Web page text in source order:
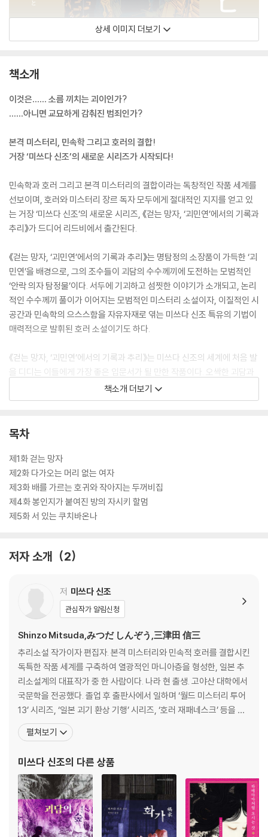
상세 이미지 더보기
책소개
이것은…… 소름 끼치는 괴이인가?
……아니면 교묘하게 감춰진 범죄인가?
본격 미스터리, 민속학 그리고 호러의 결합!
거장 ‘미쓰다 신조’의 새로운 시리즈가 시작되다!
민속학과 호러 그리고 본격 미스터리의 결합이라는 독창적인 작품 세계를
선보이며, 호러와 미스터리 장르 독자 모두에게 절대적인 지지를 얻고 있
는 거장 ‘미쓰다 신조’의 새로운 시리즈, 《걷는 망자, ‘괴민연’에서의 기록과
추리》가 드디어 리드비에서 출간된다.
《걷는 망자, ‘괴민연’에서의 기록과 추리》는 명탐정의 소장품이 가득한 ‘괴
민연’을 배경으로, 그의 조수들이 괴담의 수수께끼에 도전하는 모범적인
‘안락 의자 탐정물’이다. 서두에 기괴하고 섬찟한 이야기가 소개되고, 논리
적인 수수께끼 풀이가 이어지는 모범적인 미스터리 소설이자, 이질적인 시
공간과 민속학의 으스스함을 자유자재로 엮는 미쓰다 신조 특유의 기법이
매력적으로 발휘된 호러 소설이기도 하다.
《걷는 망자, ‘괴민연’에서의 기록과 추리》는 미쓰다 신조의 세계에 처음 발
을 디디는 이들에게 가장 좋은 입문서가 될 만한 작품이다. 오싹한 괴담과
불가사의한 수수께끼, 탐정의 논리적인 해결. 작가 특유의 스타일이 잘 살
아 있으며, 시리즈를 이어 나갈 새로운 등장인물의 매력도 생생하게 느껴
어, 익숙한 독자들에게는 색다른 즐거움을 준다.
책소개 더보기
목차
제1화 걷는 망자
제2화 다가오는 머리 없는 여자
제3화 배를 가르는 호귀와 작아지는 두꺼비집
제4화 봉인지가 붙여진 방의 자시키 할멈
제5화 서 있는 쿠치바온나
저자 소개 2
저 미쓰다 신조
관심작가 알림신청
Shinzo Mitsuda,みつだ しんぞう,三津田 信三
추리소설 작가이자 편집자. 본격 미스터리와 민속적 호러를 결합시킨
독특한 작품 세계를 구축하여 열광적인 마니아층을 형성한, 일본 추
리소설계의 대표작가 중 한 사람이다. 나라 현 출생. 고야산 대학에서
국문학을 전공했다. 졸업 후 출판사에서 일하며 ‘월드 미스터리 투어
13’ 시리즈, ‘일본 괴기 환상 기행’ 시리즈, ‘호러 재패네스크’ 등을 기
획하고 편집했다. 2001년 『호러작가가 사는 집』을 발표하며 본격적
인 작가의 길로 들어섰다. 『호러 작가가 사는 집』은 추리작가로서의
되는 본격 추리소설에 민속학적인
펼쳐보기
미쓰다 신조의 다른 상품